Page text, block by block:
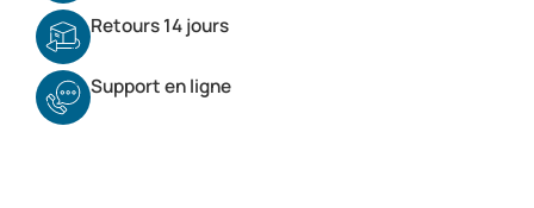
Retours 14 jours
Support en ligne